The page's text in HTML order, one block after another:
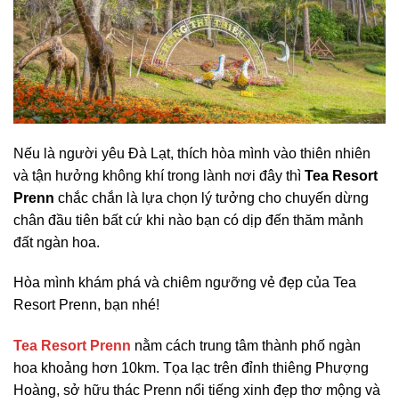
Nếu là người yêu Đà Lạt, thích hòa mình vào thiên nhiên
và tận hưởng không khí trong lành nơi đây thì Tea Resort
Prenn chắc chắn là lựa chọn lý tưởng cho chuyến dừng
chân đầu tiên bất cứ khi nào bạn có dịp đến thăm mảnh
đất ngàn hoa.
Hòa mình khám phá và chiêm ngưỡng vẻ đẹp của Tea
Resort Prenn, bạn nhé!
Tea Resort Prenn nằm cách trung tâm thành phố ngàn
hoa khoảng hơn 10km. Tọa lạc trên đỉnh thiêng Phượng
Hoàng, sở hữu thác Prenn nổi tiếng xinh đẹp thơ mộng và